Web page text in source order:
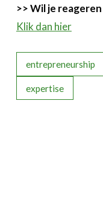
>> Wil je
Klik dan hier
entrepreneurship
expertise